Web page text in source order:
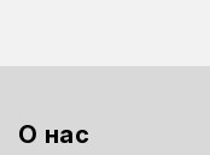
О нас